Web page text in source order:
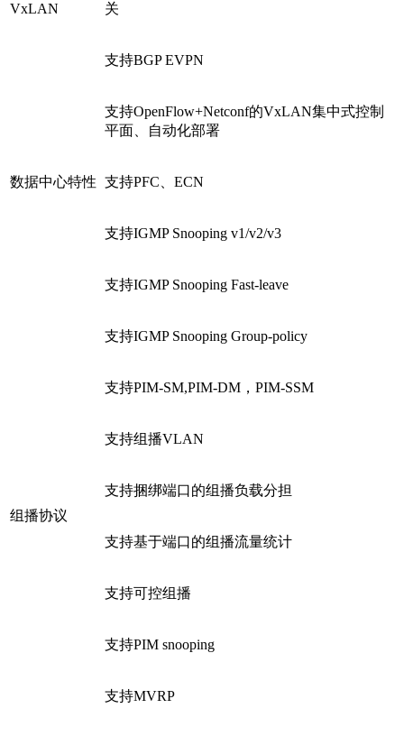
VxLAN
关
支持BGP EVPN
支持OpenFlow+Netconf的VxLAN集中式控制
平面、自动化部署
数据中心特性 支持PFC、ECN
组播协议
支持IGMP Snooping v1/v2/v3
支持IGMP Snooping Fast-leave
支持IGMP Snooping Group-policy
支持PIM-SM,PIM-DM，PIM-SSM
支持组播VLAN
支持捆绑端口的组播负载分担
支持基于端口的组播流量统计
支持可控组播
支持PIM snooping
支持MVRP